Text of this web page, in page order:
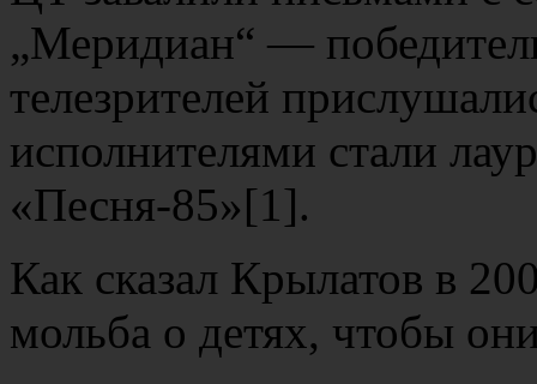
„Меридиан“ —
телезрителей
исполнителями стали
«Песня-85»[1].
Как сказал Крылатов в
мольба о детях, чтобы